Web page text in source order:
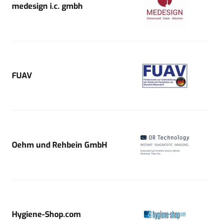
medesign i.c. gmbh
FUAV
Oehm und Rehbein GmbH
Hygiene-Shop.com